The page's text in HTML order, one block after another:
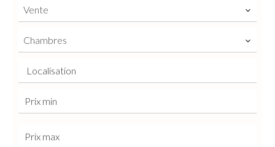
Vente
Chambres
Localisation